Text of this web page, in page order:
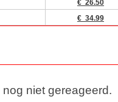
€ 26.50
€ 34.99
nog niet gereageerd.